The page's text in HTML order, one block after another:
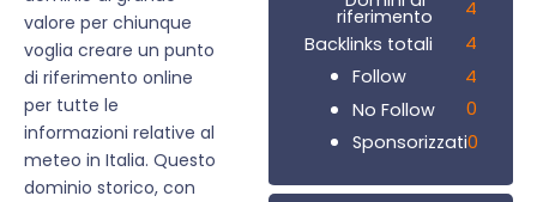
valore per chiunque
voglia creare un punto
di riferimento online
per tutte le
informazioni relative al
meteo in Italia. Questo
dominio storico, con
riferimento
4
Backlinks totali
4
Follow
4
No Follow
0
Sponsorizzati0